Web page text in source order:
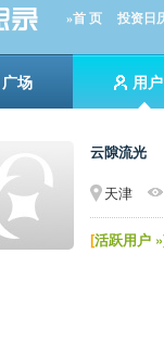
»首 页 投资日
广场 用户
云隙流光
天津
[活跃用户 »